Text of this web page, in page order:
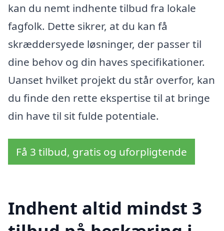
kan du nemt indhente tilbud fra lokale
fagfolk. Dette sikrer, at du kan få
skræddersyede løsninger, der passer til
dine behov og din haves specifikationer.
Uanset hvilket projekt du står overfor, kan
du finde den rette ekspertise til at bringe
din have til sit fulde potentiale.
Få 3 tilbud, gratis og uforpligtende
Indhent altid mindst 3